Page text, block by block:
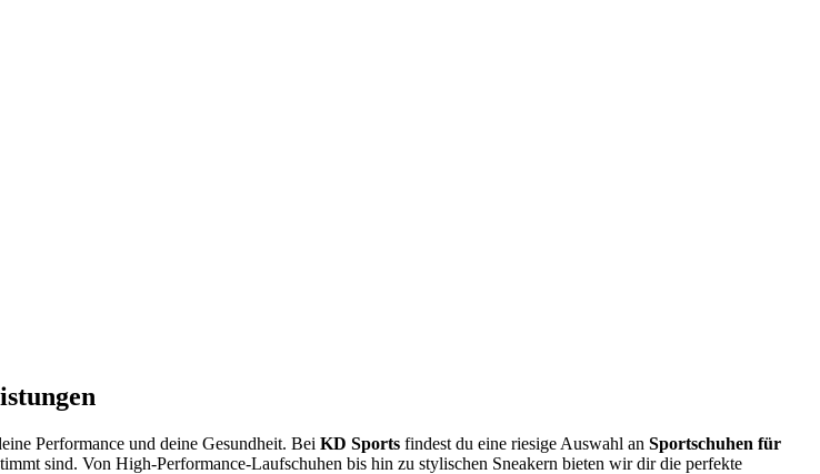
Performance und deine Gesundheit. Bei KD Sports findest du eine riesige Auswahl an Sportschuhen für
sind. Von High-Performance-Laufschuhen bis hin zu stylischen Sneakern bieten wir dir die perfekte